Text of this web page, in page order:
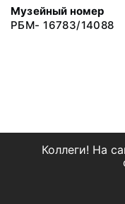
Музейный номер
РБМ- 16783/14088
Коллеги! На